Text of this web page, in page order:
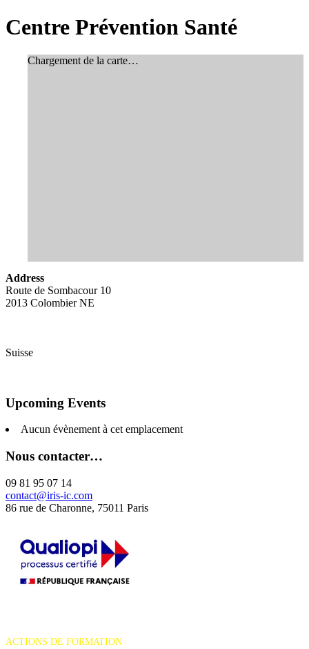
Centre Prévention Santé
Chargement de la carte…
Address
Route de Sombacour 10
2013 Colombier NE
Suisse
Upcoming Events
Aucun évènement à cet emplacement
Nous contacter…
09 81 95 07 14
contact@iris-ic.com
86 rue de Charonne, 75011 Paris
ACTIONS DE FORMATION